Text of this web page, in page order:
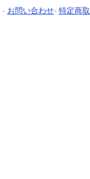
- お問い合わせ- 特定商